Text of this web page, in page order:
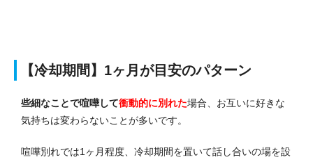
【冷却期間】1ヶ月が目安のパターン
些細なことで喧嘩して衝動的に別れた場合、お互いに好きな
気持ちは変わらないことが多いです。
喧嘩別れでは1ヶ月程度、冷却期間を置いて話し合いの場を設